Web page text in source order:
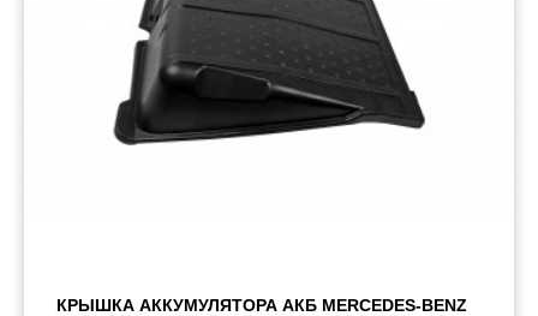
КРЫШКА АККУМУЛЯТОРА АКБ MERCEDES-BENZ